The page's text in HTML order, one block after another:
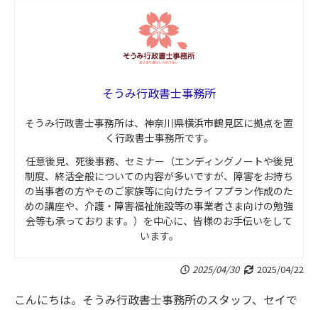
そうみ行政書士事務所
そうみ行政書士事務所は、神奈川県横浜市鶴見区に拠点を置
く行政書士事務所です。
任意後見、死後事務、セミナー（エンディングノートや後見
制度、終活全般についての内容が多いですが、障害をお持ち
の当事者の方やそのご家族等に向けたライフプラン作成のた
めの講座や、介護・障害福祉施設等の事業者さま向けの勉強
会等も承っております。）を中心に、皆様のお手伝いをして
います。
2025/04/30 2025/04/22
こんにちは。そうみ行政書士事務所のスタッフ、セイで